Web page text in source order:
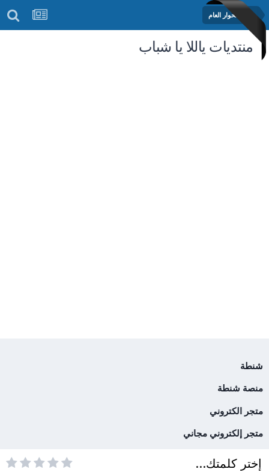
منتدى الحوار العام
منتديات ياللا يا شباب
شنطة
منصة شنطة
متجر الكتروني
متجر إلكتروني مجاني
إختر كلمتك...